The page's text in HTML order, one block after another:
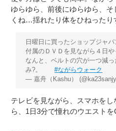
ゆらゆら、前後にゆらゆら、
くね…揺れたり体をひねったり
日曜日に買ったショップジャ
付属のＤＶＤを見ながら４日や
なんと、ベルトの穴が一つ減
み?。#ながらウォーク
— 嘉舟（Kashu）
テレビを見ながら、スマホを
ら、1日3分で憧れのウエストを